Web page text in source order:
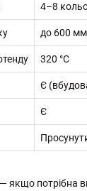
4–8
до 600
320 °C
Є
Є
якщо потрібна